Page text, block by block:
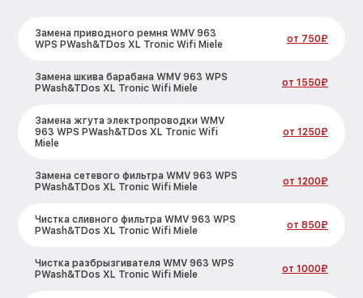
Замена приводного ремня WMV 963
WPS PWash&TDos XL Tronic Wifi Miele
от 750₽
Замена шкива барабана WMV 963 WPS
PWash&TDos XL Tronic Wifi Miele
от 1550₽
Замена жгута электропроводки WMV
963 WPS PWash&TDos XL Tronic Wifi
Miele
от 1250₽
Замена сетевого фильтра WMV 963 WPS
PWash&TDos XL Tronic Wifi Miele
от 1200₽
Чистка сливного фильтра WMV 963 WPS
PWash&TDos XL Tronic Wifi Miele
от 850₽
Чистка разбрызгивателя WMV 963 WPS
PWash&TDos XL Tronic Wifi Miele
от 1000₽